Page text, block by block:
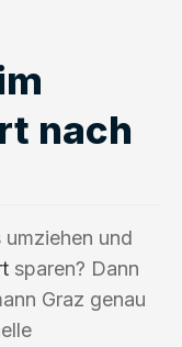
nach
und
sparen? Dann
Graz genau